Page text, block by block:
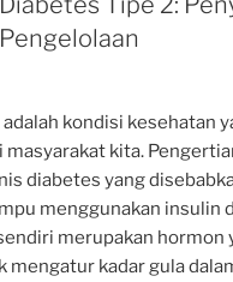
kondisi kesehatan
kita.
diabetes yang
menggunakan insulin
merupakan hormon
mengatur kadar gula